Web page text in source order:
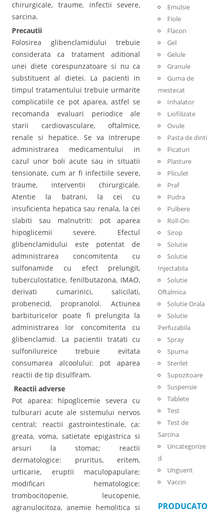
chirurgicale, traume, infectii severe,
sarcina.
Precautii
Folosirea glibenclamidului trebuie
considerata ca tratament aditional
unei diete corespunzatoare si nu ca
substituent al dietei. La pacienti in
timpul tratamentului trebuie urmarite
complicatiile ce pot aparea, astfel se
recomanda evaluari periodice ale
starii cardiovasculare, oftalmice,
renale si hepatice. Se va intrerupe
administrarea medicamentului in
cazul unor boli acute sau in situatii
tensionate, cum ar fi infectiile severe,
traume, interventii chirurgicale.
Atentie la batrani, la cei cu
insuficienta hepatica sau renala, la cei
slabiti sau malnutriti: pot aparea
hipoglicemii severe. Efectul
glibenclamidului este potentat de
administrarea concomitenta cu
sulfonamide cu efect prelungit,
tuberculostatice, fenilbutazona, IMAO,
derivati cumarinici, salicilati,
probenecid, propranolol. Actiunea
barbituricelor poate fi prelungita la
administrarea lor concomitenta cu
glibenclamid. La pacientii tratati cu
sulfonilureice trebuie evitata
consumarea alcoolului: pot aparea
reactii de tip disulfiram.
Reactii adverse
Pot aparea: hipoglicemie severa cu
tulburari acute ale sistemului nervos
central; reactii gastrointestinale, ca:
greata, voma, satietate epigastrica si
arsuri la stomac; reactii
dermatologice: pruritus, eritem,
urticarie, eruptii maculopapulare;
modificari hematologice:
trombocitopenie, leucopenie,
agranulocitoza, anemie hemolitica si
Emulsie
Fiole
Flacon
Gel
Gelule
Granule
Guma de
mestecat
Inhalator
Liofilizate
Ovule
Pasta de dinti
Picaturi
Plasture
Pliculet
Praf
Pudra
Pulbere
Roll-On
Sirop
Solutie
Solutie
Injectabila
Solutie
Oftalmica
Solutie Orala
Solutie
Perfuzabila
Spray
Spuma
Sterilet
Supozitoare
Suspensie
Tablete
Test
Test de
Sarcina
Uncategorize
d
Unguent
Vaccin
PRODUCATO